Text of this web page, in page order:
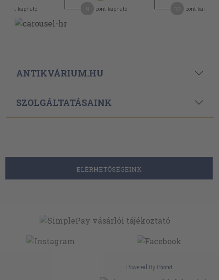
pont kapható pont kapható pont kapható
ANTIKVÁRIUM.HU
SZOLGÁLTATÁSAINK
ELÉRHETŐSÉGEINK
Powered By Ebond